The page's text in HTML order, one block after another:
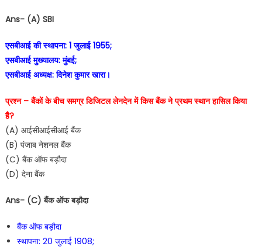
Ans- (A) SBI
एसबीआई की स्थापना: 1 जुलाई 1955;
एसबीआई मुख्यालय: मुंबई;
एसबीआई अध्यक्ष: दिनेश कुमार खारा।
प्रश्न – बैंकों के बीच समग्र डिजिटल लेनदेन में किस बैंक ने प्रथम स्थान हासिल किया
है?
(A) आईसीआईसीआई बैंक
(B) पंजाब नेशनल बैंक
(C) बैंक ऑफ बड़ौदा
(D) देना बैंक
Ans- (C) बैंक ऑफ बड़ौदा
बैंक ऑफ बड़ौदा
स्थापना: 20 जुलाई 1908;